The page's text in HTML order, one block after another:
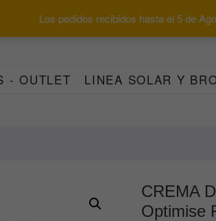
Los pedidos recibidos hasta el 5 de
- OUTLET LINEA SOLAR Y
CREMA
Optimise